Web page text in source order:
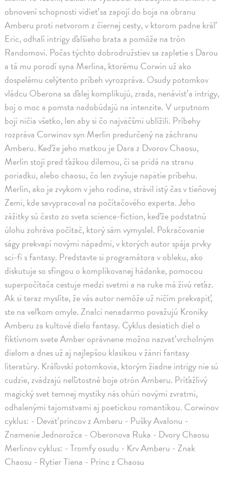
obnovení schopnosti vidieť sa zapojí do boja na obranu
Amberu proti netvorom z čiernej cesty, v ktorom padne kráľ
Eric, odhalí intrigy ďalšieho brata a pomôže na trón
Randomovi. Počas týchto dobrodružstiev sa zapletie s Darou
a tá mu porodí syna Merlina, ktorému Corwin už ako
dospelému celýtento príbeh vyrozpráva. Osudy potomkov
vládcu Oberona sa ďalej komplikujú, zrada, nenávisť a intrigy,
boj o moc a pomsta nadobúdajú na intenzite. V urputnom
boji ničia všetko, len aby si čo najväčšmi ublížili. Príbehy
rozpráva Corwinov syn Merlin predurčený na záchranu
Amberu. Keďže jeho matkou je Dara z Dvorov Chaosu,
Merlin stojí pred ťažkou dilemou, či sa pridá na stranu
poriadku, alebo chaosu, čo len zvyšuje napätie príbehu.
Merlin, ako je zvykom v jeho rodine, strávil istý čas v tieňovej
Zemi, kde savypracoval na počítačového experta. Jeho
zážitky sú často zo sveta science-fiction, keďže podstatnú
úlohu zohráva počítač, ktorý sám vymyslel. Pokračovanie
ságy prekvapí novými nápadmi, v ktorých autor spája prvky
sci-fi s fantasy. Predstavte si programátora v obleku, ako
diskutuje so sfingou o komplikovanej hádanke, pomocou
superpočítača cestuje medzi svetmi a na ruke má živú reťaz.
Ak si teraz myslíte, že vás autor nemôže už ničím prekvapiť,
ste na veľkom omyle. Znalci nenadarmo považujú Kroniky
Amberu za kultové dielo fantasy. Cyklus desiatich diel o
fiktívnom svete Amber oprávnene možno nazvať vrcholným
dielom a dnes už aj najlepšou klasikou v žánri fantasy
literatúry. Kráľovskí potomkovia, ktorým žiadne intrigy nie sú
cudzie, zvádzajú neľútostné boje otrón Amberu. Príťažlivý
magický svet temnej mystiky nás ohúri novými zvratmi,
odhalenými tajomstvami aj poetickou romantikou. Corwinov
cyklus: - Deväť princov z Amberu - Pušky Avalonu -
Znamenie Jednorožca - Oberonova Ruka - Dvory Chaosu
Merlinov cyklus: - Tromfy osudu - Krv Amberu - Znak
Chaosu - Rytier Tiena - Princ z Chaosu